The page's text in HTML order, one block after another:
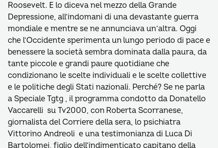
Roosevelt. E lo diceva nel mezzo della Grande
Depressione, all’indomani di una devastante guerra
mondiale e mentre se ne annunciava un’altra. Oggi
che l’Occidente sperimenta un lungo periodo di pace e
benessere la società sembra dominata dalla paura, da
tante piccole e grandi paure quotidiane che
condizionano le scelte individuali e le scelte collettive
e le politiche degli Stati nazionali. Perché? Se ne parla
a Speciale Tgtg , il programma condotto da Donatello
Vaccarelli su Tv2000, con Roberta Scorranese,
giornalista del Corriere della sera, lo psichiatra
Vittorino Andreoli e una testimonianza di Luca Di
Bartolomei, figlio dell’indimenticato capitano della